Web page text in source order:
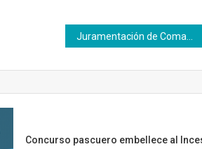
Juramentación de Comando de Campaña Aprendices Inces Barinas
Concurso pascuero embellece al